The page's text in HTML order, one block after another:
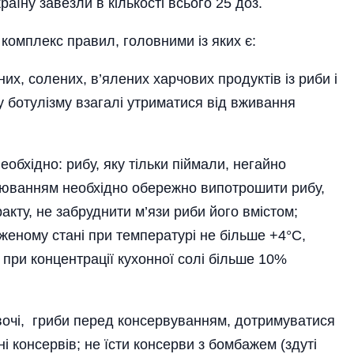
правил, головними із яких є:
солених, в’ялених харчових продуктів із риби і
взагалі утриматися від вживання
рибу, яку тільки піймали, негайно
необхідно обережно випотрошити рибу,
не забруднити м’язи риби його вмістом;
стані при температурі не більше +4°C,
концентрації кухонної солі більше 10%
гриби перед консервуванням, дотримуватися
не їсти консерви з бомбажем (здуті